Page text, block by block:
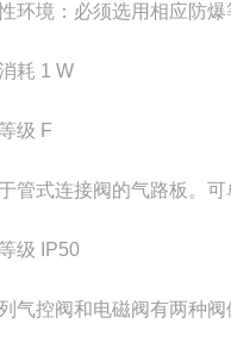
环境：必须选用相应防
耗 1 W
级 F
管式连接阀的气路板。
级 IP50
气控阀和电磁阀有两种阀